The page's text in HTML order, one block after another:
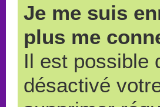
Je me suis
plus me
Il est possible
désactivé